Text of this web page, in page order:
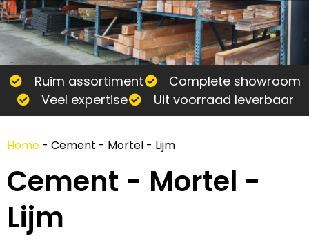
Ruim assortiment
Complete showroom
Veel expertise
Uit voorraad leverbaar
Home - Cement - Mortel - Lijm
Cement - Mortel -
Lijm